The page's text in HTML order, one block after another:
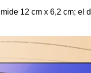
12 cm x 6,2 cm; el